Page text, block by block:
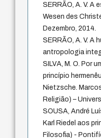
SERRÃO, A. V. A
Wesen des
Dezembro, 2014.
SERRÃO, A. V. A
antropologia
SILVA, M. O. Por
princípio
Nietzsche.
Religião) –
SOUSA, André
Karl Riedel aos
Filosofia) -